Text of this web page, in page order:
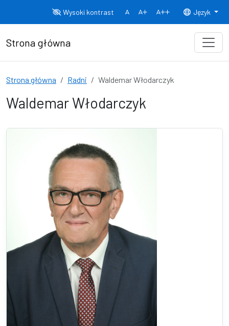
Wysoki kontrast
Normalny rozmiar czcionki
Rozmiar czcionki 150% Rozmiar
Język
Strona główna
Strona główna Radni Waldemar Włodarczyk
Waldemar Włodarczyk